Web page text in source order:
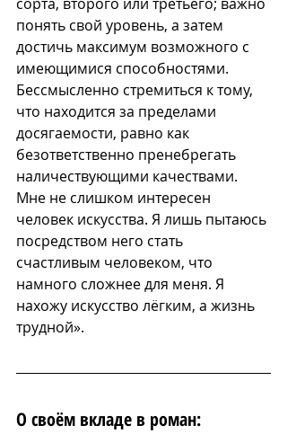
понять свой уровень, а затем
достичь максимум возможного с
имеющимися способностями.
Бессмысленно стремиться к тому,
что находится за пределами
досягаемости, равно как
безответственно пренебрегать
наличествующими качествами.
Мне не слишком интересен
человек искусства. Я лишь пытаюсь
посредством него стать
счастливым человеком, что
намного сложнее для меня. Я
нахожу искусство лёгким, а жизнь
трудной».
О своём вкладе в роман: